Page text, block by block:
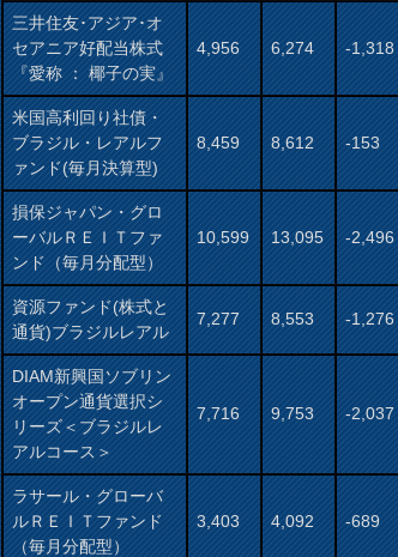
三井住友･アジア･オ
セアニア好配当株式
『愛称 ： 椰子の実』
4,956 6,274 -1,318
米国高利回り社債・
ブラジル・レアルフ
ァンド(毎月決算型)
8,459 8,612 -153
損保ジャパン・グロ
ーバルＲＥＩＴファ
ンド（毎月分配型）
10,599 13,095 -2,496
資源ファンド(株式と
通貨)ブラジルレアル
7,277 8,553 -1,276
DIAM新興国ソブリン
オープン通貨選択シ
リーズ＜ブラジルレ
アルコース＞
7,716 9,753 -2,037
ラサール・グローバ
ルＲＥＩＴファンド
（毎月分配型）
3,403 4,092 -689